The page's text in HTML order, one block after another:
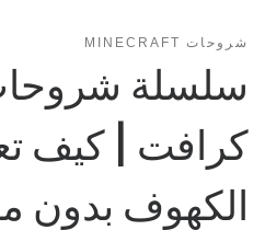
شروحات MINECRAFT
سلسلة
كرافت | كيف
الكهوف بدون